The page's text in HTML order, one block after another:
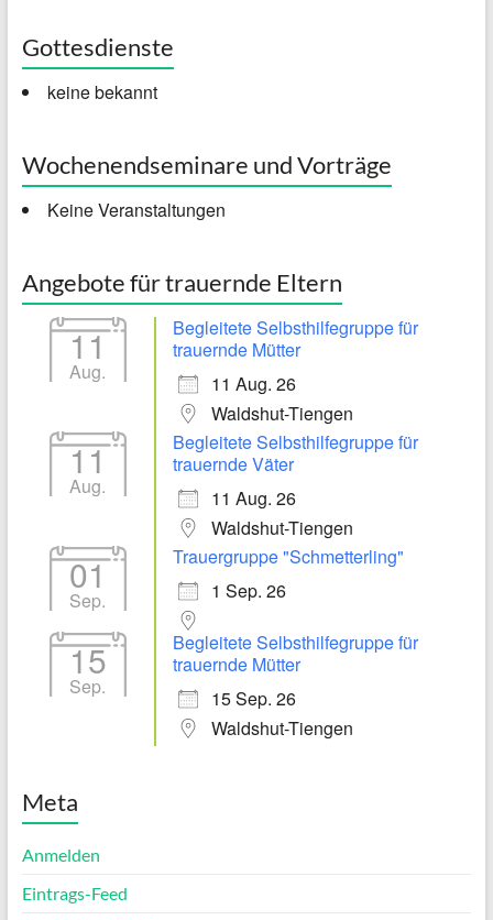
Gottesdienste
keine bekannt
Wochenendseminare und Vorträge
Keine Veranstaltungen
Angebote für trauernde Eltern
11
Aug.
Begleitete Selbsthilfegruppe für
trauernde Mütter
11 Aug. 26
Waldshut-Tiengen
11
Aug.
Begleitete Selbsthilfegruppe für
trauernde Väter
11 Aug. 26
Waldshut-Tiengen
01
Sep.
Trauergruppe "Schmetterling"
1 Sep. 26
15
Sep.
Begleitete Selbsthilfegruppe für
trauernde Mütter
15 Sep. 26
Waldshut-Tiengen
Meta
Anmelden
Eintrags-Feed